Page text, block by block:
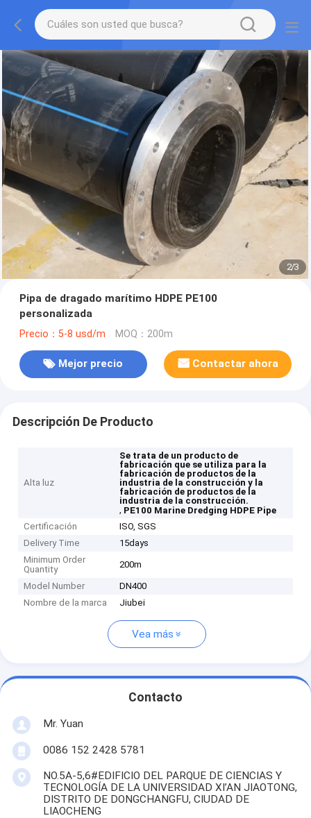
2/3
Pipa de dragado marítimo HDPE PE100
personalizada
Precio：5-8 usd/m MOQ：200m
Mejor precio Contactar ahora
Descripción De Producto
Alta luz
Se trata de un producto de
fabricación que se utiliza para la
fabricación de productos de la
industria de la construcción y la
fabricación de productos de la
industria de la construcción.
, PE100 Marine Dredging HDPE Pipe
Certificación
ISO, SGS
Delivery Time
15days
Minimum Order
Quantity
200m
Model Number
DN400
Nombre de la marca
Jiubei
Vea más
Contacto
Mr. Yuan
0086 152 2428 5781
NO.5A-5,6#EDIFICIO DEL PARQUE DE CIENCIAS Y
TECNOLOGÍA DE LA UNIVERSIDAD XI’AN JIAOTONG,
DISTRITO DE DONGCHANGFU, CIUDAD DE
LIAOCHENG